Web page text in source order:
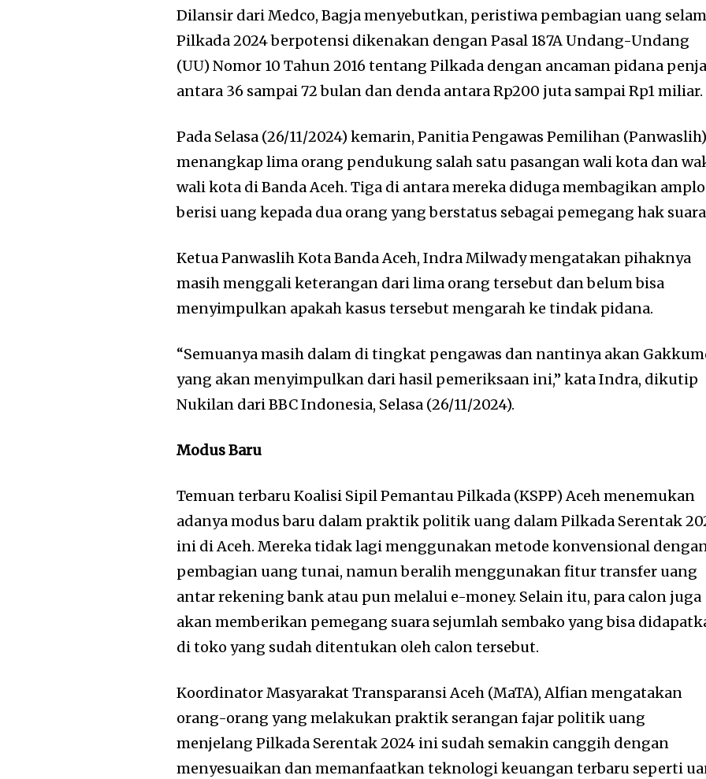
Dilansir dari Medco, Bagja menyebutkan, peristiwa pembagian uang
Pilkada 2024 berpotensi dikenakan dengan Pasal 187A Undang-Undang
(UU) Nomor 10 Tahun 2016 tentang Pilkada dengan ancaman pidana
antara 36 sampai 72 bulan dan denda antara Rp200 juta sampai Rp1 miliar.
Pada Selasa (26/11/2024) kemarin, Panitia Pengawas Pemilihan
menangkap lima orang pendukung salah satu pasangan wali kota dan
wali kota di Banda Aceh. Tiga di antara mereka diduga membagikan
berisi uang kepada dua orang yang berstatus sebagai pemegang hak
Ketua Panwaslih Kota Banda Aceh, Indra Milwady mengatakan pihaknya
masih menggali keterangan dari lima orang tersebut dan belum bisa
menyimpulkan apakah kasus tersebut mengarah ke tindak pidana.
“Semuanya masih dalam di tingkat pengawas dan nantinya akan
yang akan menyimpulkan dari hasil pemeriksaan ini,” kata Indra, dikutip
Nukilan dari BBC Indonesia, Selasa (26/11/2024).
Modus Baru
Temuan terbaru Koalisi Sipil Pemantau Pilkada (KSPP) Aceh menemukan
adanya modus baru dalam praktik politik uang dalam Pilkada Serentak
ini di Aceh. Mereka tidak lagi menggunakan metode konvensional
pembagian uang tunai, namun beralih menggunakan fitur transfer uang
antar rekening bank atau pun melalui e-money. Selain itu, para calon juga
akan memberikan pemegang suara sejumlah sembako yang bisa
di toko yang sudah ditentukan oleh calon tersebut.
Koordinator Masyarakat Transparansi Aceh (MaTA), Alfian mengatakan
orang-orang yang melakukan praktik serangan fajar politik uang
menjelang Pilkada Serentak 2024 ini sudah semakin canggih dengan
menyesuaikan dan memanfaatkan teknologi keuangan terbaru seperti